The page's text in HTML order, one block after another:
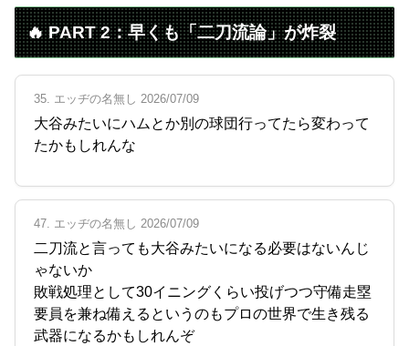
🔥 PART 2：早くも「二刀流論」が炸裂
35. エッヂの名無し 2026/07/09
大谷みたいにハムとか別の球団行ってたら変わって
たかもしれんな
47. エッヂの名無し 2026/07/09
二刀流と言っても大谷みたいになる必要はないんじ
ゃないか
敗戦処理として30イニングくらい投げつつ守備走塁
要員を兼ね備えるというのもプロの世界で生き残る
武器になるかもしれんぞ